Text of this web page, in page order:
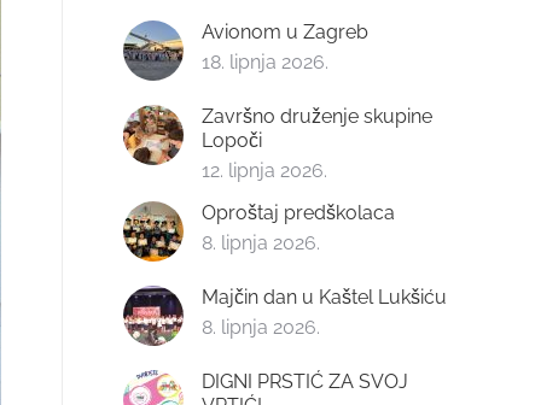
Avionom u Zagreb
18. lipnja 2026.
Završno druženje skupine
Lopoči
12. lipnja 2026.
Oproštaj predškolaca
8. lipnja 2026.
Majčin dan u Kaštel Lukšiću
8. lipnja 2026.
DIGNI PRSTIĆ ZA SVOJ